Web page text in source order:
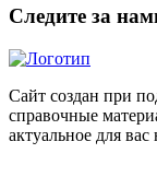
Следите за
Сайт создан при
справочные
актуальное для